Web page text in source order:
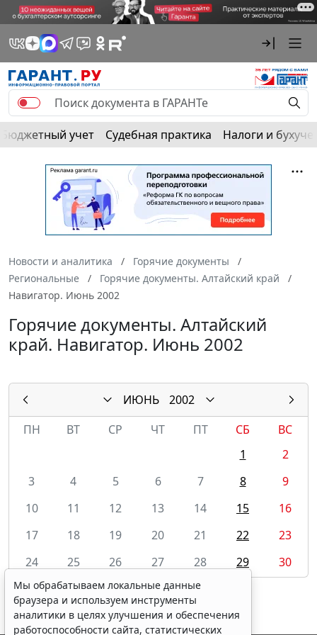
Бюджетный учет Судебная практика Налоги и
Новости и аналитика
Горячие документы
Региональные
Горячие документы. Алтайский край
Навигатор. Июнь 2002
Горячие документы. Алтайский
край. Навигатор. Июнь 2002
ИЮНЬ
2002
ПН
ВТ СР ЧТ ПТ СБ
ВС
1
2
3
4 5 6 7 8
9
10
11 12 13 14 15
16
17
18 19 20 21 22
23
24
25 26 27 28 29 30
Мы обрабатываем локальные данные
браузера и используем инструменты
аналитики в целях улучшения и обеспечения
работоспособности сайта, статистических